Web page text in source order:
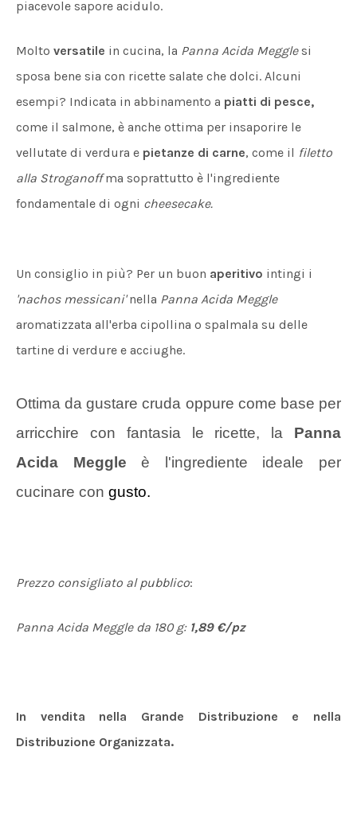
piacevole sapore acidulo.
Molto versatile in cucina, la Panna Acida Megglesi
sposa bene sia con ricette salate che dolci. Alcuni
esempi? Indicata in abbinamento a piatti di pesce,
come il salmone, è anche ottima per insaporire le
vellutate di verdura e pietanze di carne, come il filetto
alla Stroganoffma soprattutto è l'ingrediente
fondamentale di ogni cheesecake.
Un consiglio in più? Per un buon aperitivo intingi i
'nachos messicani'nella Panna Acida Meggle
aromatizzata all'erba cipollina o spalmala su delle
tartine di verdure e acciughe.
Ottima da gustare cruda oppure come base per
arricchire con fantasia le ricette, la Panna
Acida Meggle è l'ingrediente ideale per
cucinare con gusto.
Prezzo consigliato al pubblico:
Panna Acida Meggle da 180 g: 1,89 €/pz
In vendita nella Grande Distribuzione e nella
Distribuzione Organizzata.